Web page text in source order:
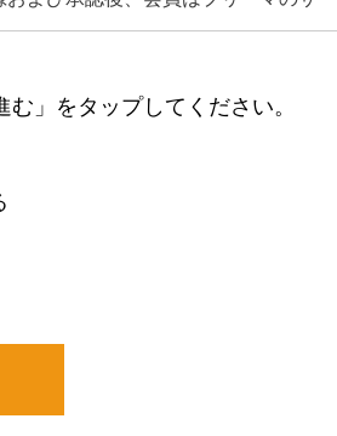
とします。
るものとします｡
」をタップしてください。